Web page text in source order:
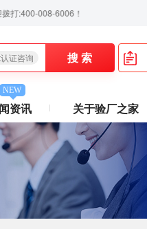
008-6006！
证咨询 搜 索
NEW
资讯 关于验厂之家